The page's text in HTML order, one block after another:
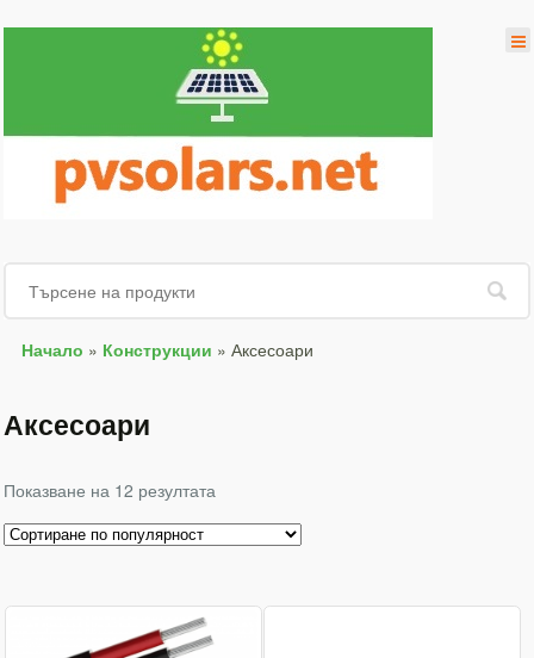
Начало » Конструкции » Аксесоари
Аксесоари
Показване на 12 резултата